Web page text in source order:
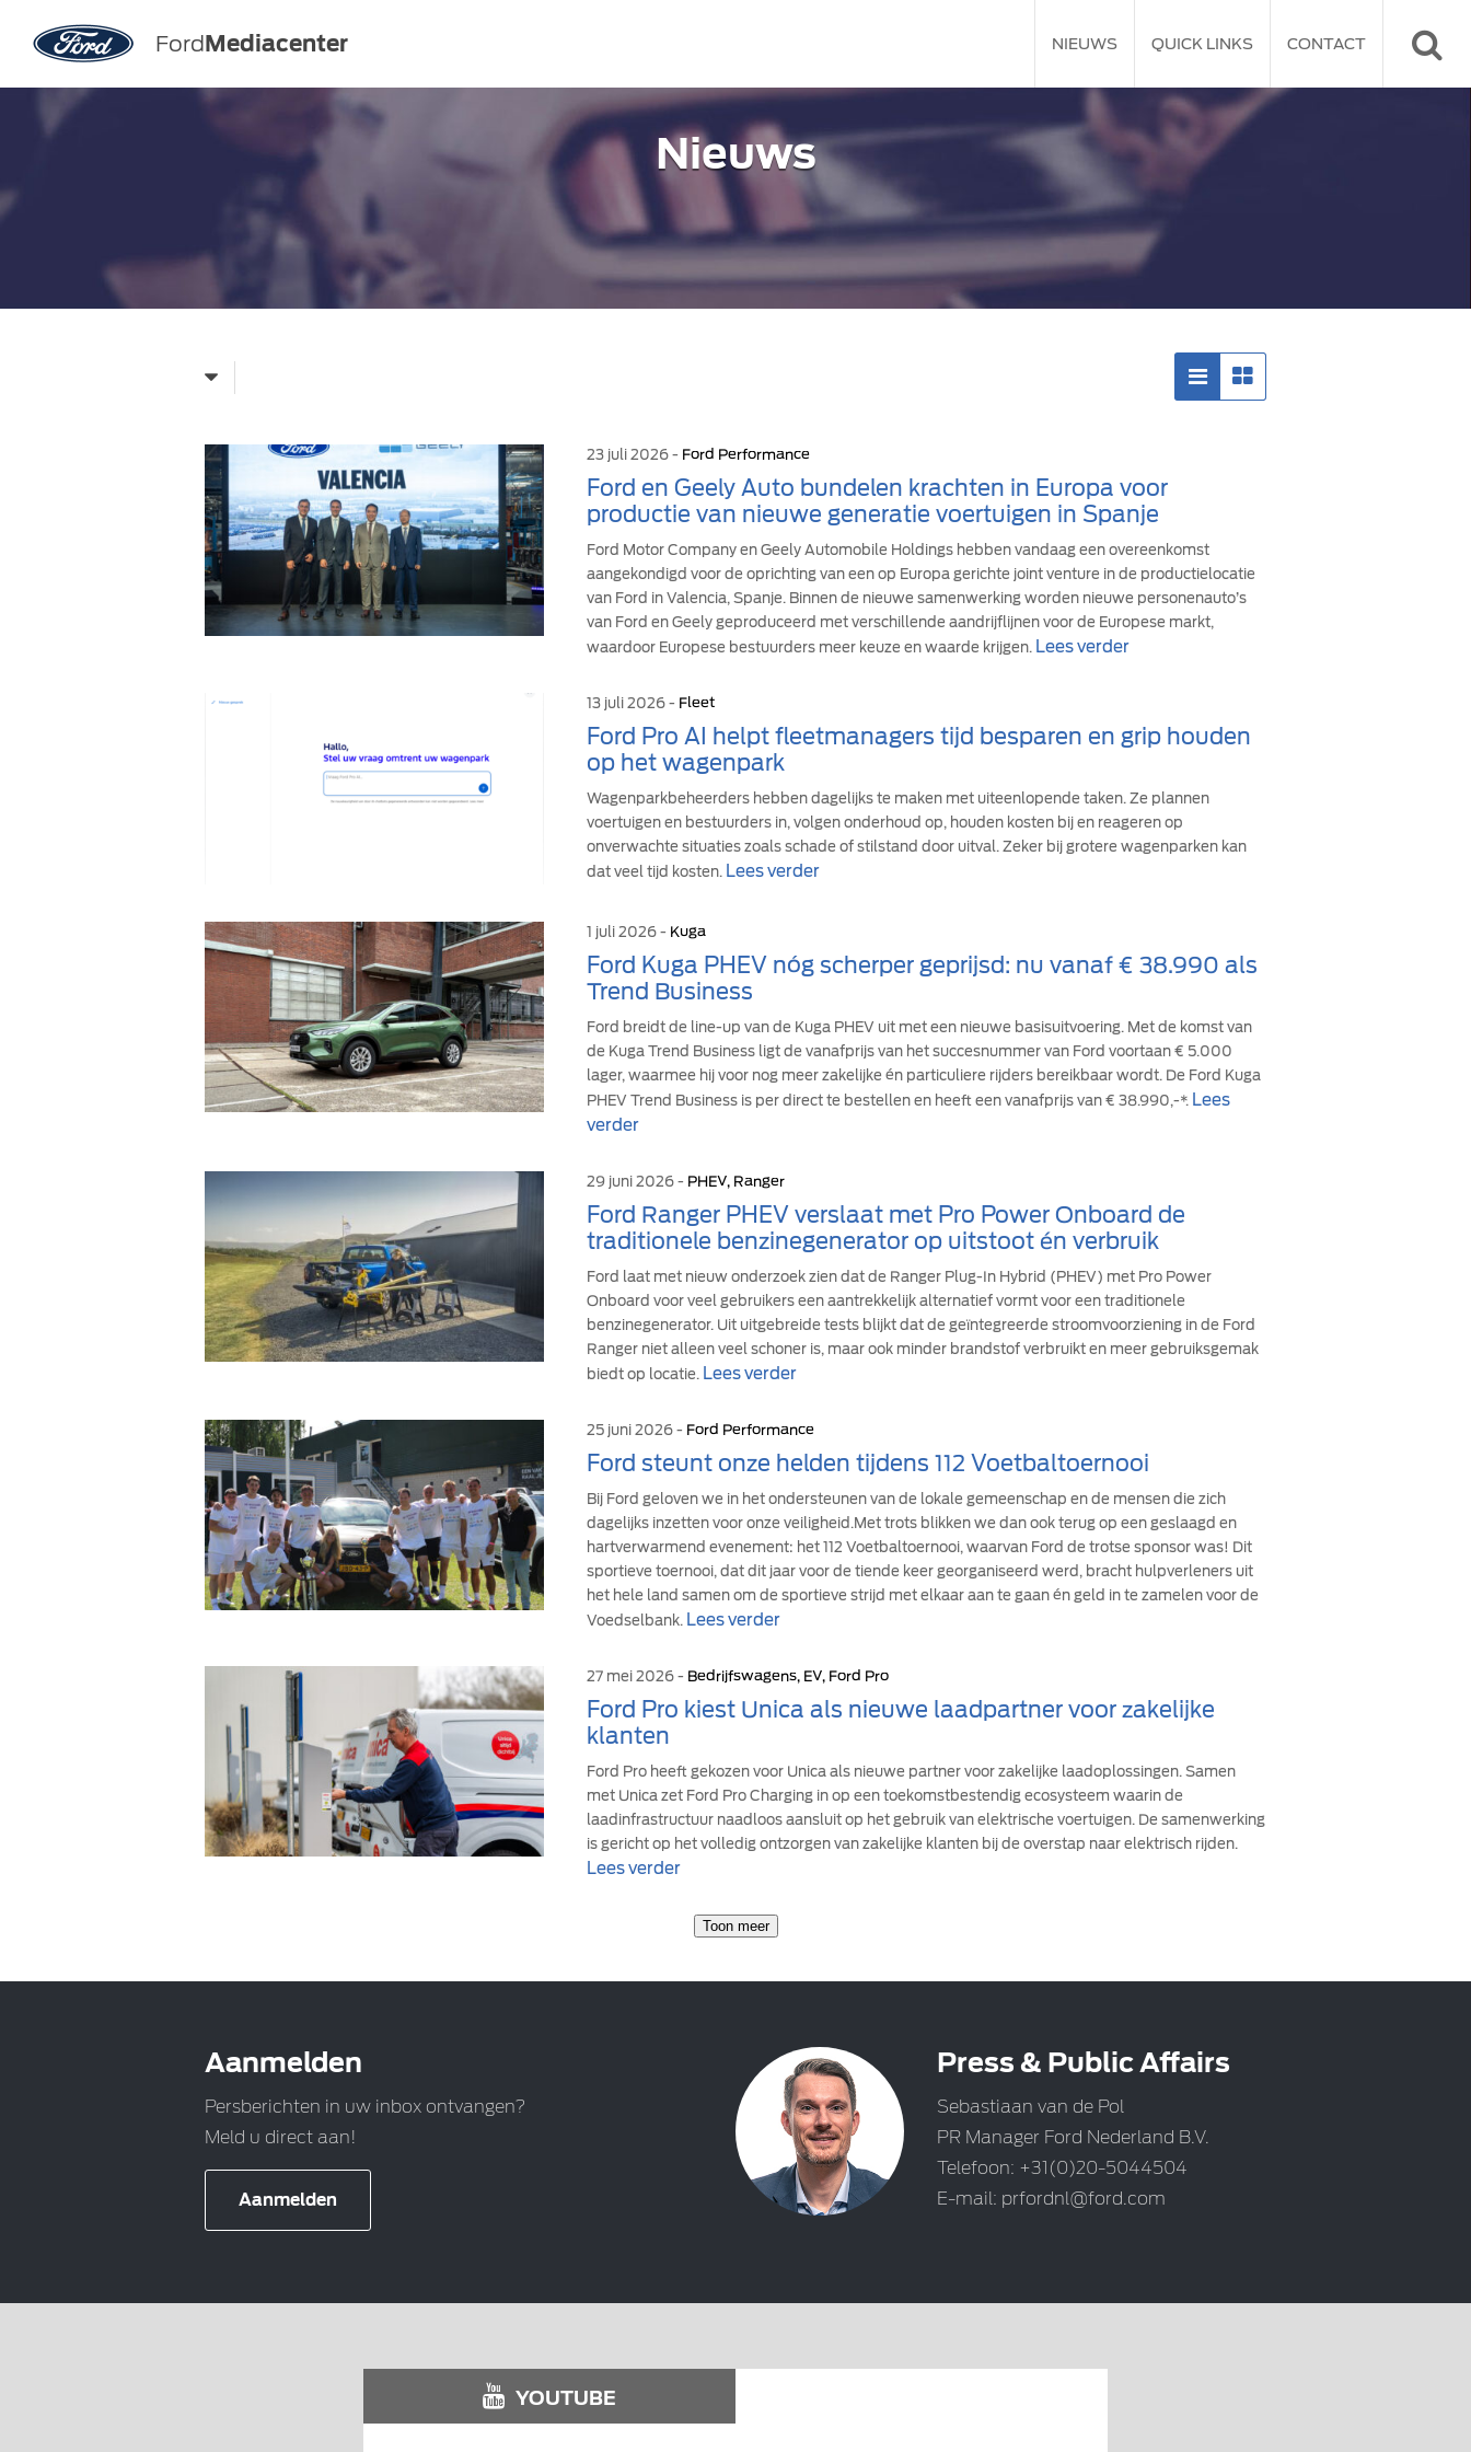
FordMediacenter NIEUWS QUICK LINKS CONTACT
Nieuws
23 juli 2026 - Ford Performance
Ford en Geely Auto bundelen krachten in Europa voor
productie van nieuwe generatie voertuigen in Spanje
Ford Motor Company en Geely Automobile Holdings hebben vandaag een overeenkomst
aangekondigd voor de oprichting van een op Europa gerichte joint venture in de productielocatie
van Ford in Valencia, Spanje. Binnen de nieuwe samenwerking worden nieuwe personenauto’s
van Ford en Geely geproduceerd met verschillende aandrijflijnen voor de Europese markt,
waardoor Europese bestuurders meer keuze en waarde krijgen. Lees verder
13 juli 2026 - Fleet
Ford Pro AI helpt fleetmanagers tijd besparen en grip houden
op het wagenpark
Wagenparkbeheerders hebben dagelijks te maken met uiteenlopende taken. Ze plannen
voertuigen en bestuurders in, volgen onderhoud op, houden kosten bij en reageren op
onverwachte situaties zoals schade of stilstand door uitval. Zeker bij grotere wagenparken kan
dat veel tijd kosten. Lees verder
1 juli 2026 - Kuga
Ford Kuga PHEV nóg scherper geprijsd: nu vanaf € 38.990 als
Trend Business
Ford breidt de line-up van de Kuga PHEV uit met een nieuwe basisuitvoering. Met de komst van
de Kuga Trend Business ligt de vanafprijs van het succesnummer van Ford voortaan € 5.000
lager, waarmee hij voor nog meer zakelijke én particuliere rijders bereikbaar wordt. De Ford Kuga
PHEV Trend Business is per direct te bestellen en heeft een vanafprijs van € 38.990,-*. Lees
verder
29 juni 2026 - PHEV, Ranger
Ford Ranger PHEV verslaat met Pro Power Onboard de
traditionele benzinegenerator op uitstoot én verbruik
Ford laat met nieuw onderzoek zien dat de Ranger Plug-In Hybrid (PHEV) met Pro Power
Onboard voor veel gebruikers een aantrekkelijk alternatief vormt voor een traditionele
benzinegenerator. Uit uitgebreide tests blijkt dat de geïntegreerde stroomvoorziening in de Ford
Ranger niet alleen veel schoner is, maar ook minder brandstof verbruikt en meer gebruiksgemak
biedt op locatie. Lees verder
25 juni 2026 - Ford Performance
Ford steunt onze helden tijdens 112 Voetbaltoernooi
Bij Ford geloven we in het ondersteunen van de lokale gemeenschap en de mensen die zich
dagelijks inzetten voor onze veiligheid.Met trots blikken we dan ook terug op een geslaagd en
hartverwarmend evenement: het 112 Voetbaltoernooi, waarvan Ford de trotse sponsor was! Dit
sportieve toernooi, dat dit jaar voor de tiende keer georganiseerd werd, bracht hulpverleners uit
het hele land samen om de sportieve strijd met elkaar aan te gaan én geld in te zamelen voor de
Voedselbank. Lees verder
27 mei 2026 - Bedrijfswagens, EV, Ford Pro
Ford Pro kiest Unica als nieuwe laadpartner voor zakelijke
klanten
Ford Pro heeft gekozen voor Unica als nieuwe partner voor zakelijke laadoplossingen. Samen
met Unica zet Ford Pro Charging in op een toekomstbestendig ecosysteem waarin de
laadinfrastructuur naadloos aansluit op het gebruik van elektrische voertuigen. De samenwerking
is gericht op het volledig ontzorgen van zakelijke klanten bij de overstap naar elektrisch rijden.
Lees verder
Toon meer
Aanmelden
Persberichten in uw inbox ontvangen?
Meld u direct aan!
Aanmelden
Press & Public Affairs
Sebastiaan van de Pol
PR Manager Ford Nederland B.V.
Telefoon: +31(0)20-5044504
E-mail: prfordnl@ford.com
YOUTUBE